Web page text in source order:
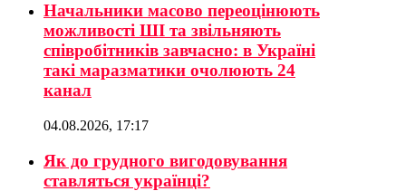
Начальники масово переоцінюють
можливості ШІ та звільняють
співробітників завчасно: в Україні
такі маразматики очолюють 24
канал
04.08.2026, 17:17
Як до грудного вигодовування
ставляться українці?